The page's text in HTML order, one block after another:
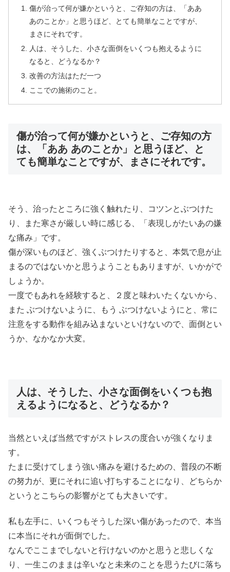
傷が治って何が嫌かというと、ご存知の方は、「ああ
あのことか」と思うほど、とても簡単なことですが、
まさにそれです。
人は、そうした、小さな面倒をいくつも抱えるように
なると、どうなるか？
改善の方法はただ一つ
ここでの施術のこと。
傷が治って何が嫌かというと、ご存知の方
は、「ああ あのことか」と思うほど、と
ても簡単なことですが、まさにそれです。
そう、治ったところに強く触れたり、コツンとぶつけた
り、また寒さが厳しい時に感じる、「表現しがたいあの嫌
な痛み」です。
傷が深いものほど、強くぶつけたりすると、本気で息が止
まるのではないかと思うようこともありますが、いかがで
しょうか。
一度でもあれを経験すると、２度と味わいたくないから、
また ぶつけないように、もう ぶつけないようにと、常に
注意をする動作を組み込まないといけないので、面倒とい
うか、なかなか大変。
人は、そうした、小さな面倒をいくつも抱
えるようになると、どうなるか？
当然といえば当然ですがストレスの度合いが強くなりま
す。
たまに受けてしまう強い痛みを避けるための、普段の不断
の努力が、更にそれに追い打ちすることになり、どちらか
というとこちらの影響がとても大きいです。
私も左手に、いくつもそうした深い傷があったので、本当
に本当にそれが面倒でした。
なんでここまでしないと行けないのかと思うと悲しくな
り、一生このままは辛いなと未来のことを思うたびに落ち